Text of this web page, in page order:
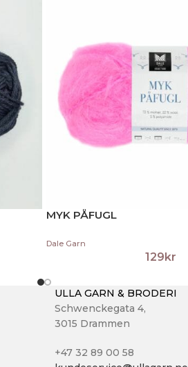
MYK PÅFUGL
Dale Garn
129kr
ULLA GARN & BRODERI
Schwenckegata 4,
3015 Drammen
+47 32 89 00 58